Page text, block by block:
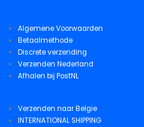
Algemene Voorwaarden
Betaalmethode
Discrete verzending
Verzenden Nederland
Afhalen bij PostNL
Verzenden naar Belgie
INTERNATIONAL SHIPPING